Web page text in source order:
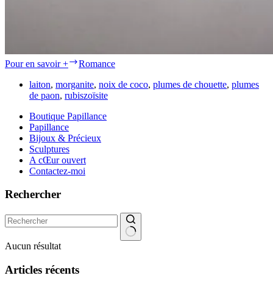
Pour en savoir +
Romance
laiton, morganite, noix de coco, plumes de chouette, plumes
de paon, rubiszoïsite
Boutique Papillance
Papillance
Bijoux & Précieux
Sculptures
A cŒur ouvert
Contactez-moi
Rechercher
Aucun résultat
Articles récents